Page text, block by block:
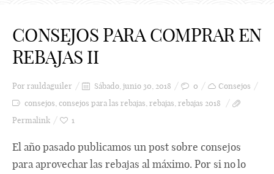
CONSEJOS PARA COMPRAR EN
REBAJAS II
Porrauldaguiler Sábado, junio 30, 2018 0
Consejos
consejos consejos para las rebajas rebajas rebajas 2018
Permalink
1
El año pasado publicamos un post sobre consejos
para aprovechar las rebajas al máximo. Por si no lo